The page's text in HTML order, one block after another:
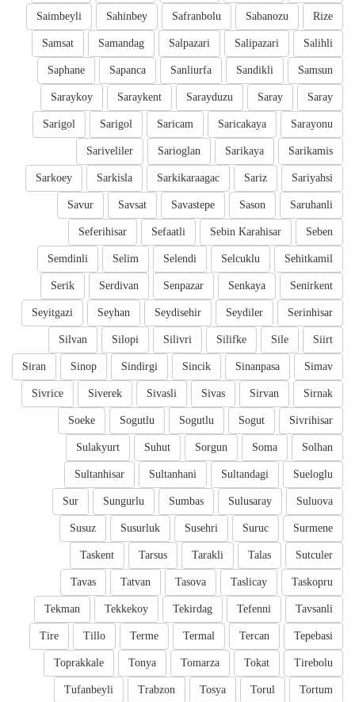
Rize
Sabanozu
Safranbolu
Sahinbey
Saimbeyli
Salihli
Salipazari
Salpazari
Samandag
Samsat
Samsun
Sandikli
Sanliurfa
Sapanca
Saphane
Saray
Saray
Sarayduzu
Saraykent
Saraykoy
Sarayonu
Saricakaya
Saricam
Sarigol
Sarigol
Sarikamis
Sarikaya
Sarioglan
Sariveliler
Sariyahsi
Sariz
Sarkikaraagac
Sarkisla
Sarkoey
Saruhanli
Sason
Savastepe
Savsat
Savur
Seben
Sebin Karahisar
Sefaatli
Seferihisar
Sehitkamil
Selcuklu
Selendi
Selim
Semdinli
Senirkent
Senkaya
Senpazar
Serdivan
Serik
Serinhisar
Seydiler
Seydisehir
Seyhan
Seyitgazi
Siirt
Sile
Silifke
Silivri
Silopi
Silvan
Simav
Sinanpasa
Sincik
Sindirgi
Sinop
Siran
Sirnak
Sirvan
Sivas
Sivasli
Siverek
Sivrice
Sivrihisar
Sogut
Sogutlu
Sogutlu
Soeke
Solhan
Soma
Sorgun
Suhut
Sulakyurt
Sueloglu
Sultandagi
Sultanhani
Sultanhisar
Suluova
Sulusaray
Sumbas
Sungurlu
Sur
Surmene
Suruc
Susehri
Susurluk
Susuz
Sutculer
Talas
Tarakli
Tarsus
Taskent
Taskopru
Taslicay
Tasova
Tatvan
Tavas
Tavsanli
Tefenni
Tekirdag
Tekkekoy
Tekman
Tepebasi
Tercan
Termal
Terme
Tillo
Tire
Tirebolu
Tokat
Tomarza
Tonya
Toprakkale
Tortum
Torul
Tosya
Trabzon
Tufanbeyli